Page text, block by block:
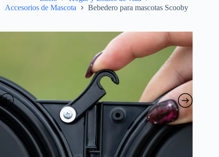
Accesorios de Mascota
Bebedero para mascotas Scooby